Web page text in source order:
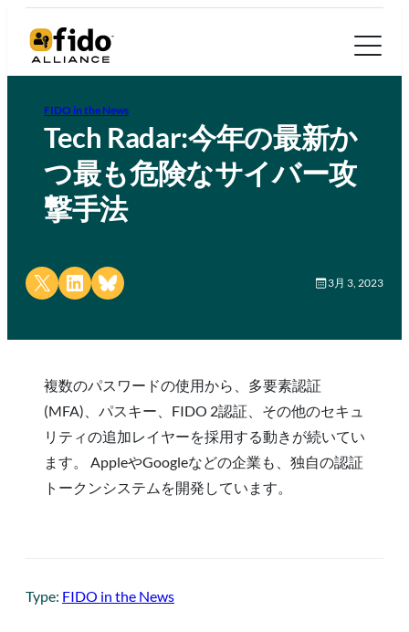
FIDO in the News
Tech Radar:今年の最新か
つ最も危険なサイバー攻
撃手法
Share on X Share on LinkedIn
Share on Bluesky 3月 3, 2023
複数のパスワードの使用から、多要素認証
(MFA)、パスキー、FIDO 2認証、その他のセキュ
リティの追加レイヤーを採用する動きが続いてい
ます。 AppleやGoogleなどの企業も、独自の認証
トークンシステムを開発しています。
Type: FIDO in the News